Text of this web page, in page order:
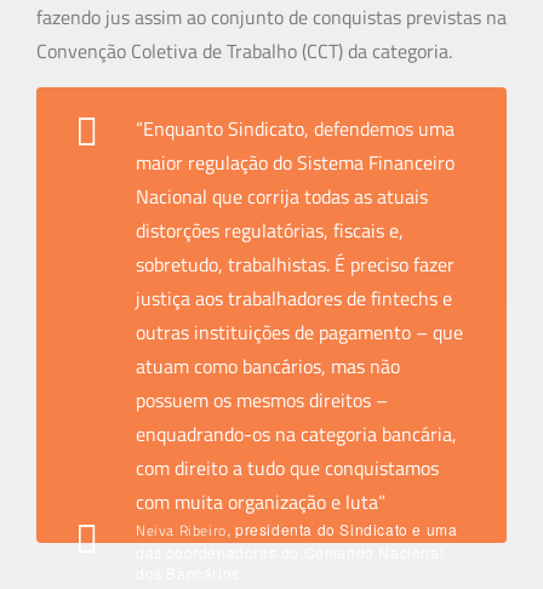
fazendo jus assim ao conjunto de conquistas previstas na
Convenção Coletiva de Trabalho (CCT) da categoria.
“Enquanto Sindicato, defendemos uma
maior regulação do Sistema Financeiro
Nacional que corrija todas as atuais
distorções regulatórias, fiscais e,
sobretudo, trabalhistas. É preciso fazer
justiça aos trabalhadores de fintechs e
outras instituições de pagamento – que
atuam como bancários, mas não
possuem os mesmos direitos –
enquadrando-os na categoria bancária,
com direito a tudo que conquistamos
com muita organização e luta”
Neiva Ribeiro, presidenta do Sindicato e uma